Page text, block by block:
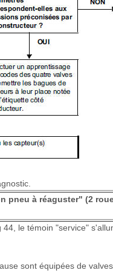
pneu à réaguster" (2
le témoin "service"
sont équipées de